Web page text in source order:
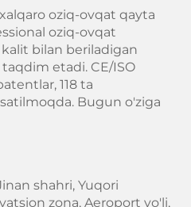
oziq-ovqat qayta
oziq-ovqat
bilan beriladigan
etadi. CE/ISO
118 ta
Bugun o'ziga
shahri, Yuqori
zona, Aeroport yo'li,